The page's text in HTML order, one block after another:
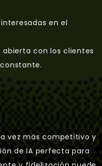
en el
con los clientes
vez más competitivo y
de IA perfecta para